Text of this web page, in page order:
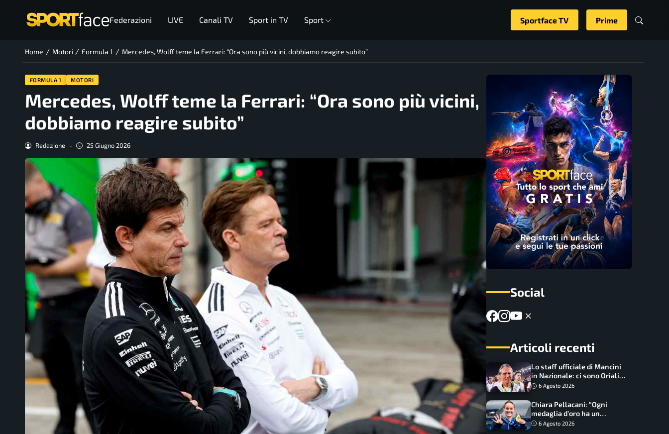
Federazioni LIVE Canali TV Sport in TV Sport Sportface TV Prime
Home / Motori / Formula 1 / Mercedes, Wolff teme la Ferrari: “Ora sono più vicini, dobbiamo reagire subito”
FORMULA 1 MOTORI
Mercedes, Wolff teme la Ferrari: “Ora sono più vicini,
dobbiamo reagire subito”
Redazione - 25 Giugno 2026
Social
Articoli recenti
Lo staff ufficiale di Mancini
in Nazionale: ci sono Oriali e
Bonucci, confermato un
6 Agosto 2026
Chiara Pellacani: “Ogni
medaglia d’oro ha un
significato diverso. Ho fatto
6 Agosto 2026